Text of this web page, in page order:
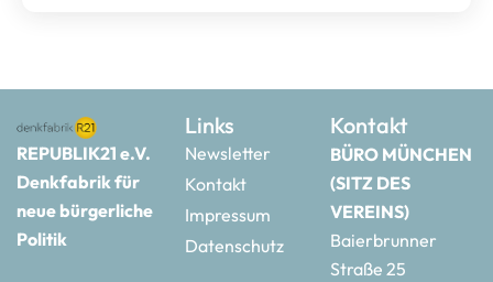
REPUBLIK21 e.V.
Denkfabrik für
neue bürgerliche
Politik
Links
Newsletter
Kontakt
Impressum
Datenschutz
Kontakt
BÜRO MÜNCHEN
(SITZ DES
VEREINS)
Baierbrunner
Straße 25